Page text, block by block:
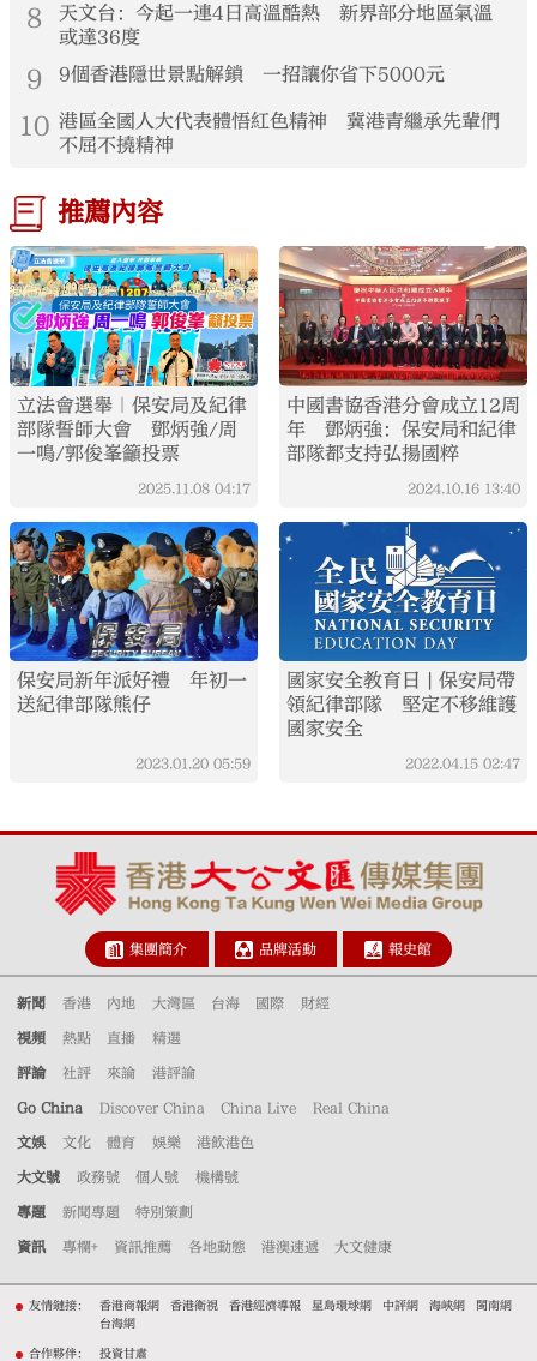
8
天文台：今起一連4日高溫酷熱 新界部分地區氣溫
或達36度
9 9個香港隱世景點解鎖 一招讓你省下5000元
10 港區全國人大代表體悟紅色精神 冀港青繼承先輩們
不屈不撓精神
推薦內容
立法會選舉｜保安局及紀律
部隊誓師大會 鄧炳強/周
一鳴/郭俊峯籲投票
2025.11.08 04:17
中國書協香港分會成立12周
年 鄧炳強：保安局和紀律
部隊都支持弘揚國粹
2024.10.16 13:40
保安局新年派好禮 年初一
送紀律部隊熊仔
2023.01.20 05:59
國家安全教育日 | 保安局帶
領紀律部隊 堅定不移維護
國家安全
2022.04.15 02:47
集團簡介 品牌活動 報史館
新聞 香港 內地 大灣區 台海 國際 財經
視頻 熱點 直播 精選
評論 社評 來論 港評論
Go China Discover China China Live Real China
文娛 文化 體育 娛樂 港飲港色
大文號 政務號 個人號 機構號
專題 新聞專題 特別策劃
資訊 專欄+ 資訊推薦 各地動態 港澳速遞 大文健康
友情鏈接： 香港商報網 香港衛視 香港經濟導報 星島環球網 中評網 海峽網
閩南網
台海網
合作夥伴： 投資甘肅